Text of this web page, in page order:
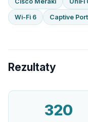
Wi-Fi 6 Captive
Rezultaty
320